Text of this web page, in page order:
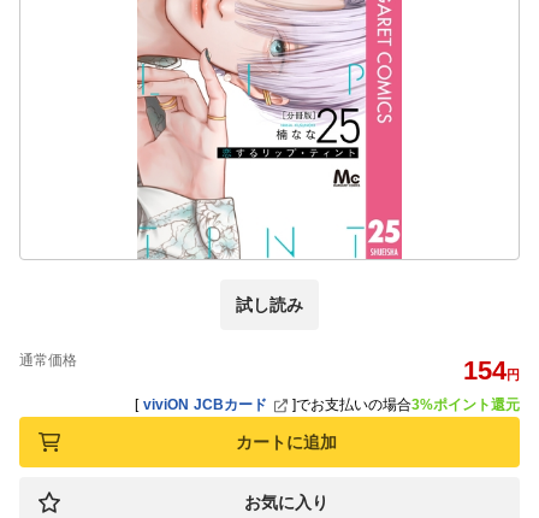
試し読み
通常価格 154円
[ viviON JCBカード ]でお支払いの場合3%ポイント還元
カートに追加
お気に入り